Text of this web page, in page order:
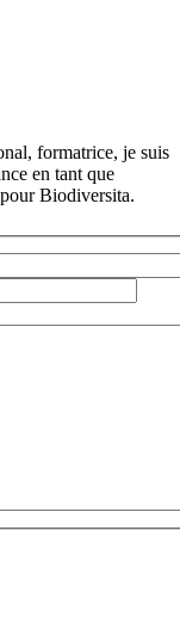
formatrice, je suis
en tant que
Biodiversita.